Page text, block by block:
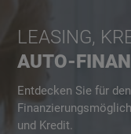
LEASING,
AUTO-
Entdecken Sie für
und Kredit.